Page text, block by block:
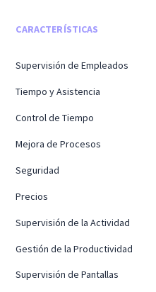
CARACTERÍSTICAS
Supervisión de Empleados
Tiempo y Asistencia
Control de Tiempo
Mejora de Procesos
Seguridad
Precios
Supervisión de la Actividad
Gestión de la Productividad
Supervisión de Pantallas